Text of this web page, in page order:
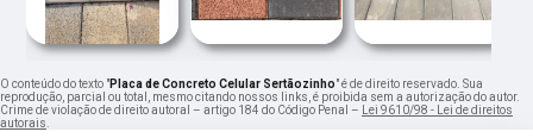
O conteúdo do texto "Placa de Concreto Celular Sertãozinho" é de direito reservado. Sua
reprodução, parcial ou total, mesmo citando nossos links, é proibida sem a autorização do autor.
Crime de violação de direito autoral – artigo 184 do Código Penal –
Lei 9610/98 - Lei de direitos
autorais